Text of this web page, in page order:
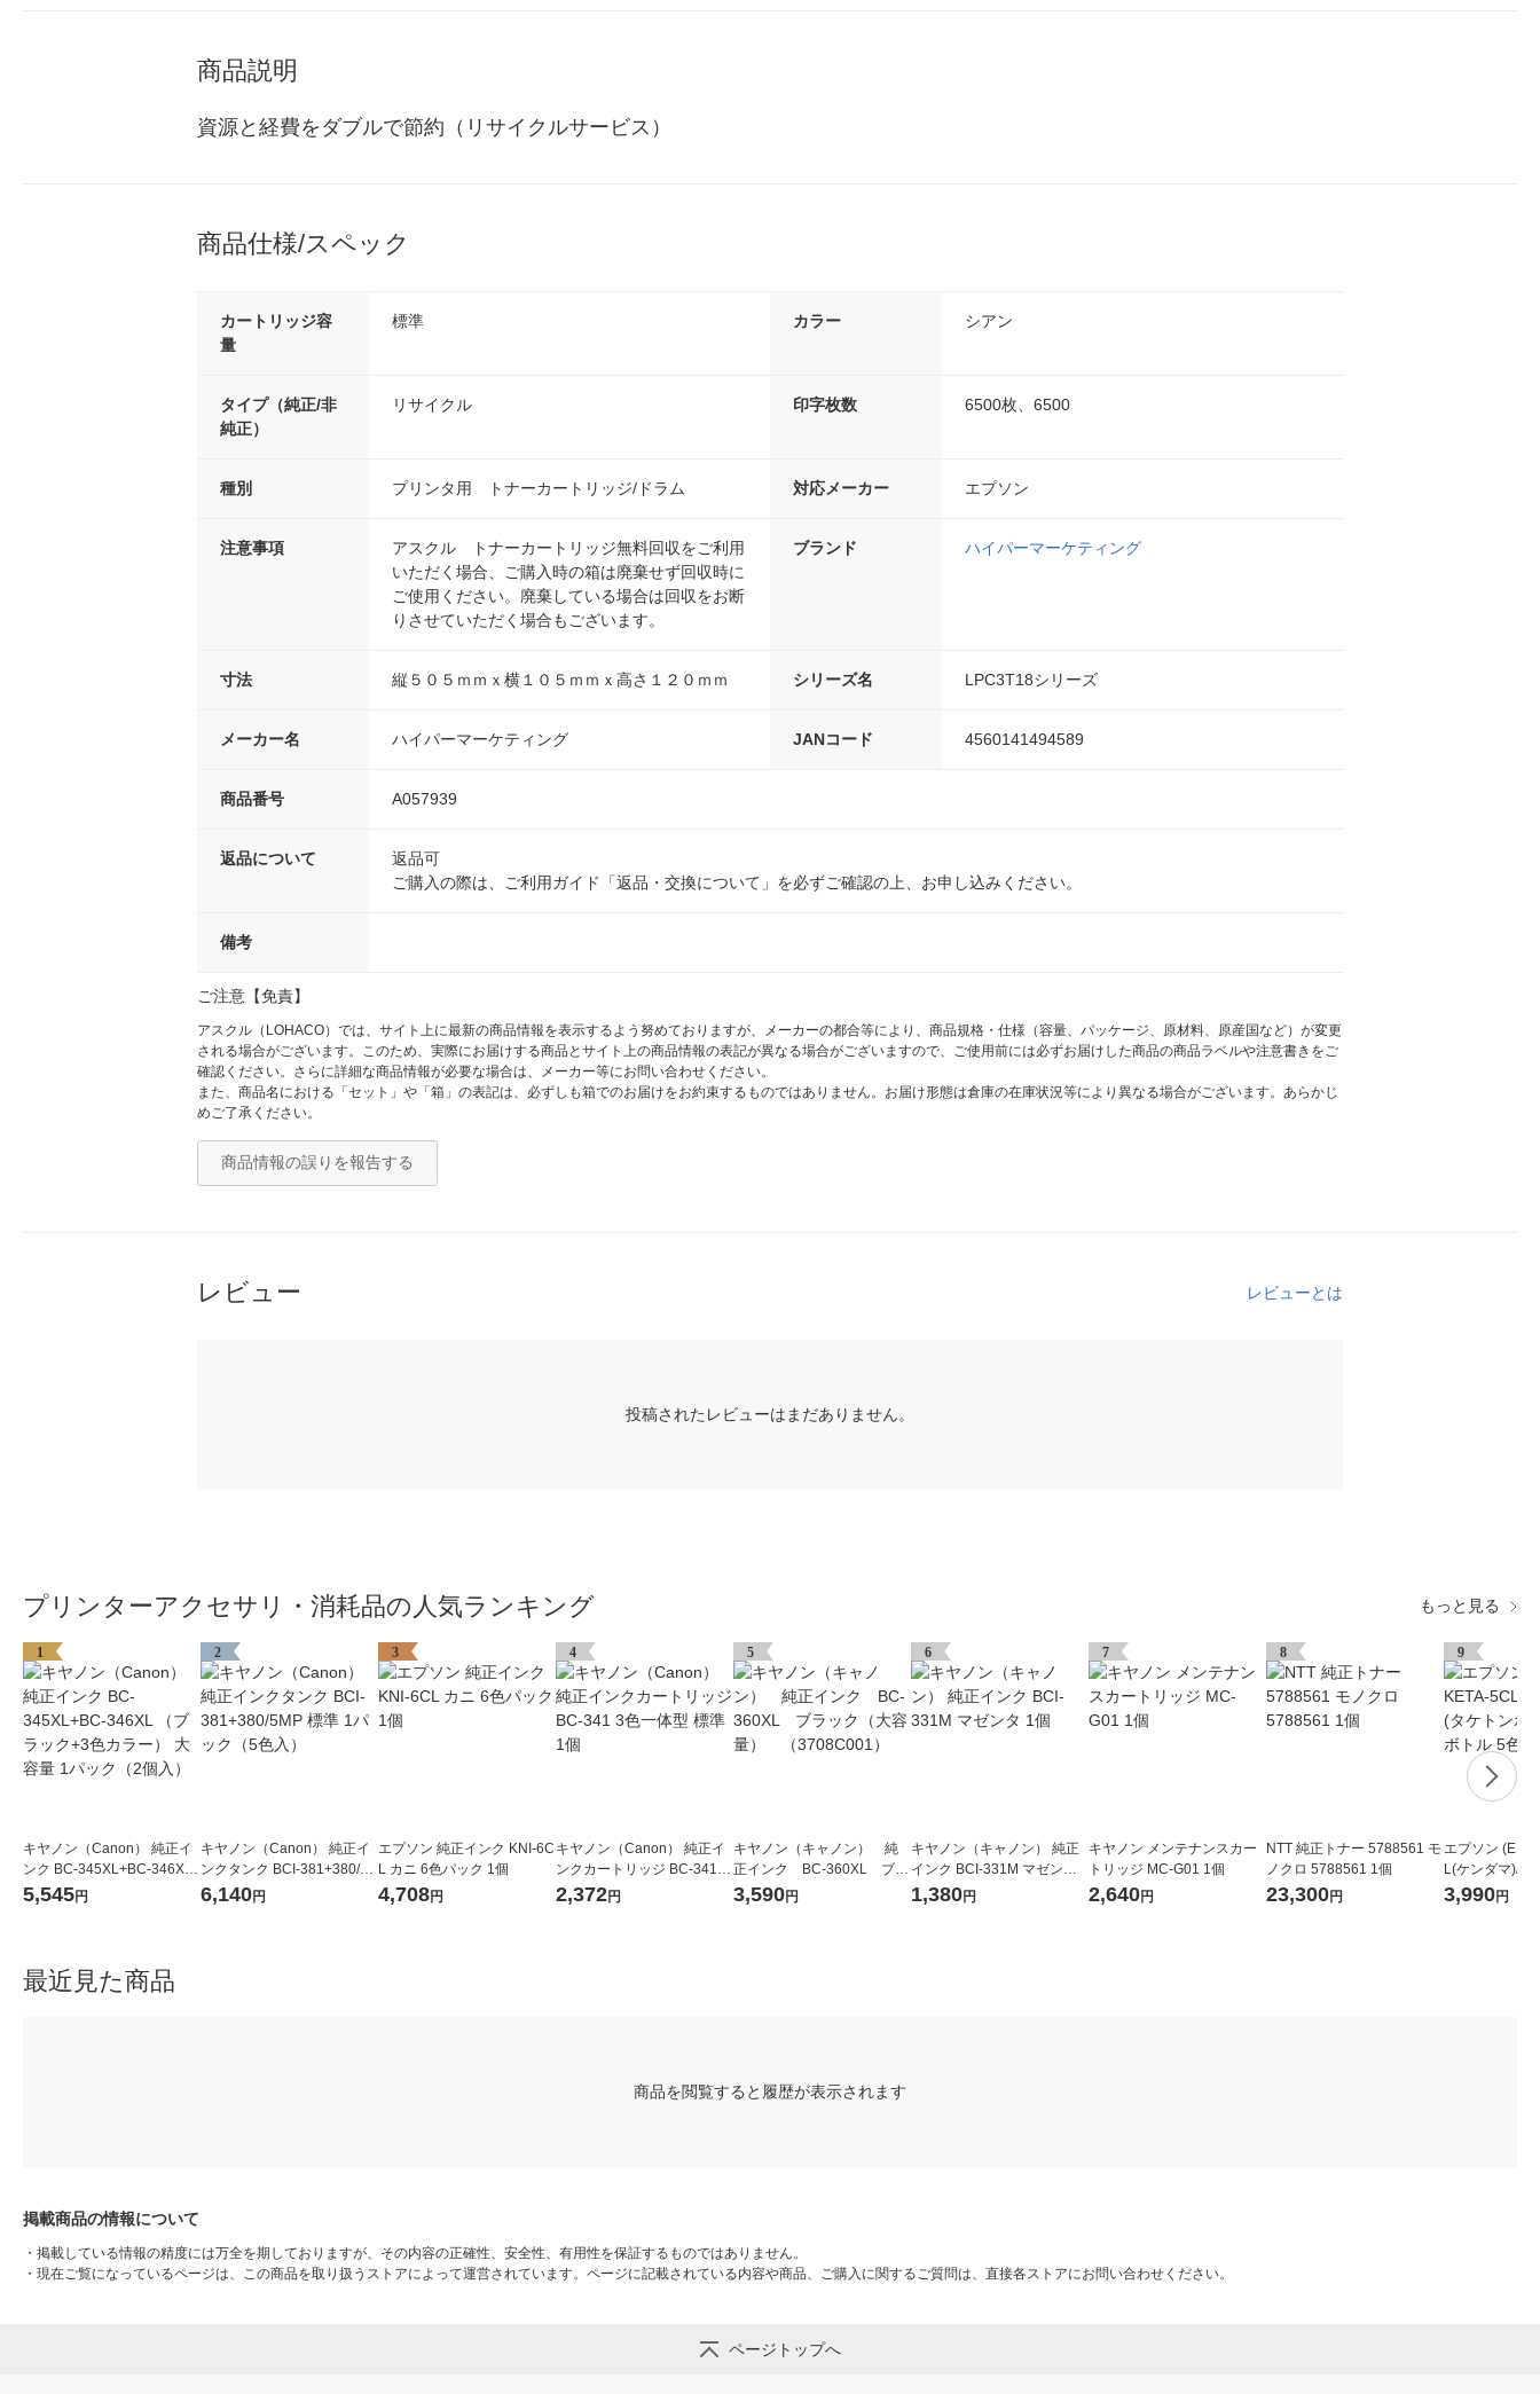
商品説明
資源と経費をダブルで節約（リサイクルサービス）
商品仕様/スペック
カートリッジ容
量
標準 カラー シアン
タイプ（純正/非
純正）
リサイクル 印字枚数 6500枚、6500
種別 プリンタ用 トナーカートリッジ/ドラム 対応メーカー エプソン
注意事項
アスクル トナーカートリッジ無料回収をご利用
いただく場合、ご購入時の箱は廃棄せず回収時に
ご使用ください。廃棄している場合は回収をお断
りさせていただく場合もございます。
ブランド ハイパーマーケティング
寸法 縦５０５ｍｍｘ横１０５ｍｍｘ高さ１２０ｍｍ シリーズ名 LPC3T18シリーズ
メーカー名 ハイパーマーケティング JANコード 4560141494589
商品番号 A057939
返品について
返品可
ご購入の際は、ご利用ガイド「返品・交換について」を必ずご確認の上、お申し込みください。
備考
ご注意【免責】
アスクル（LOHACO）では、サイト上に最新の商品情報を表示するよう努めておりますが、メーカーの都合等により、商品規格・仕様（容量、パッケージ、原材料、原産国など）が変更
される場合がございます。このため、実際にお届けする商品とサイト上の商品情報の表記が異なる場合がございますので、ご使用前には必ずお届けした商品の商品ラベルや注意書きをご
確認ください。さらに詳細な商品情報が必要な場合は、メーカー等にお問い合わせください。
また、商品名における「セット」や「箱」の表記は、必ずしも箱でのお届けをお約束するものではありません。お届け形態は倉庫の在庫状況等により異なる場合がございます。あらかじ
めご了承ください。
商品情報の誤りを報告する
レビュー レビューとは
投稿されたレビューはまだありません。
プリンターアクセサリ・消耗品の人気ランキング もっと見る
1
キヤノン（Canon） 純正イ
ンク BC-345XL+BC-346XL
（ブラック+3色カラー） 大
5,545円
2
キヤノン（Canon） 純正イ
ンクタンク BCI-381+380/5
MP 標準 1パック（5色入）
6,140円
3
エプソン 純正インク KNI-6C
L カニ 6色パック 1個
4,708円
4
キヤノン（Canon） 純正イ
ンクカートリッジ BC-341 3
色一体型 標準 1個
2,372円
5
キヤノン（キャノン） 純
正インク BC-360XL ブラ
ック（大容量） （3708C0
3,590円
6
キヤノン（キャノン） 純正
インク BCI-331M マゼンタ 1
個
1,380円
7
キヤノン メンテナンスカー
トリッジ MC-G01 1個
2,640円
8
NTT 純正トナー 5788561 モ
ノクロ 5788561 1個
23,300円
9
エプソン
L(ケンダマ)/ (
正インクボト
3,990円
最近見た商品
商品を閲覧すると履歴が表示されます
掲載商品の情報について
・ 掲載している情報の精度には万全を期しておりますが、その内容の正確性、安全性、有用性を保証するものではありません。
・ 現在ご覧になっているページは、この商品を取り扱うストアによって運営されています。ページに記載されている内容や商品、ご購入に関するご質問は、直接各ストアにお問い合わせください。
ページトップへ